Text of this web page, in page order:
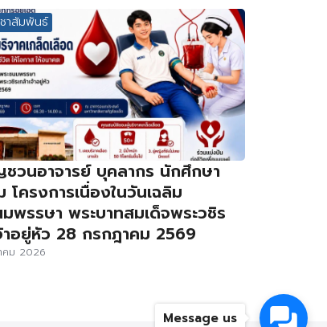
าสัมพันธ์
ชวนอาจารย์ บุคลากร นักศึกษา
โครงการเนื่องในวันเฉลิม
พรรษา พระบาทสมเด็จพระวชิร
าอยู่หัว 28 กรกฎาคม 2569
คม 2026
Message us